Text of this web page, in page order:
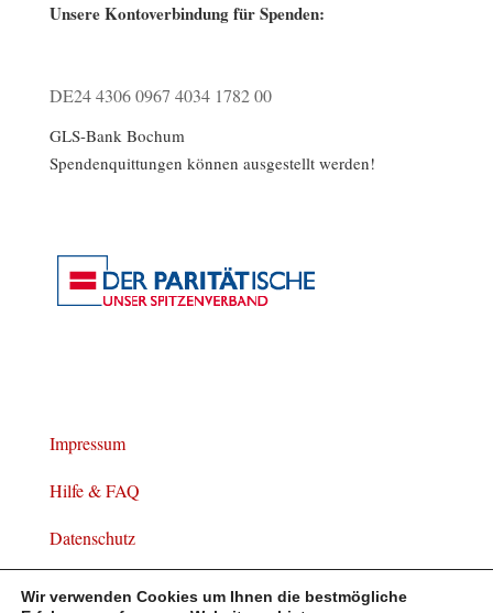
Unsere Kontoverbindung für Spenden:
DE24 4306 0967 4034 1782 00
GLS-Bank Bochum
Spendenquittungen können ausgestellt werden!
Impressum
Hilfe & FAQ
Datenschutz
Wir verwenden Cookies um Ihnen die bestmögliche